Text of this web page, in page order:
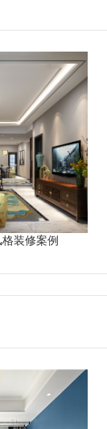
装修案例